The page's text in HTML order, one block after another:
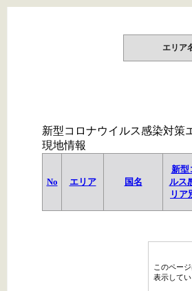
エリア
新型コロナウイルス感染対策
現地情報
No エリア 国名
新型
ルス
リア
このペー
表示してい